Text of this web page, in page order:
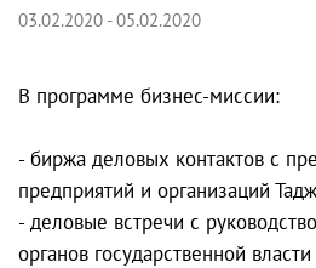
03.02.2020 - 05.02.2020
В программе бизнес-миссии:
- биржа деловых контактов с
предприятий и организаций
- деловые встречи с
органов государственной